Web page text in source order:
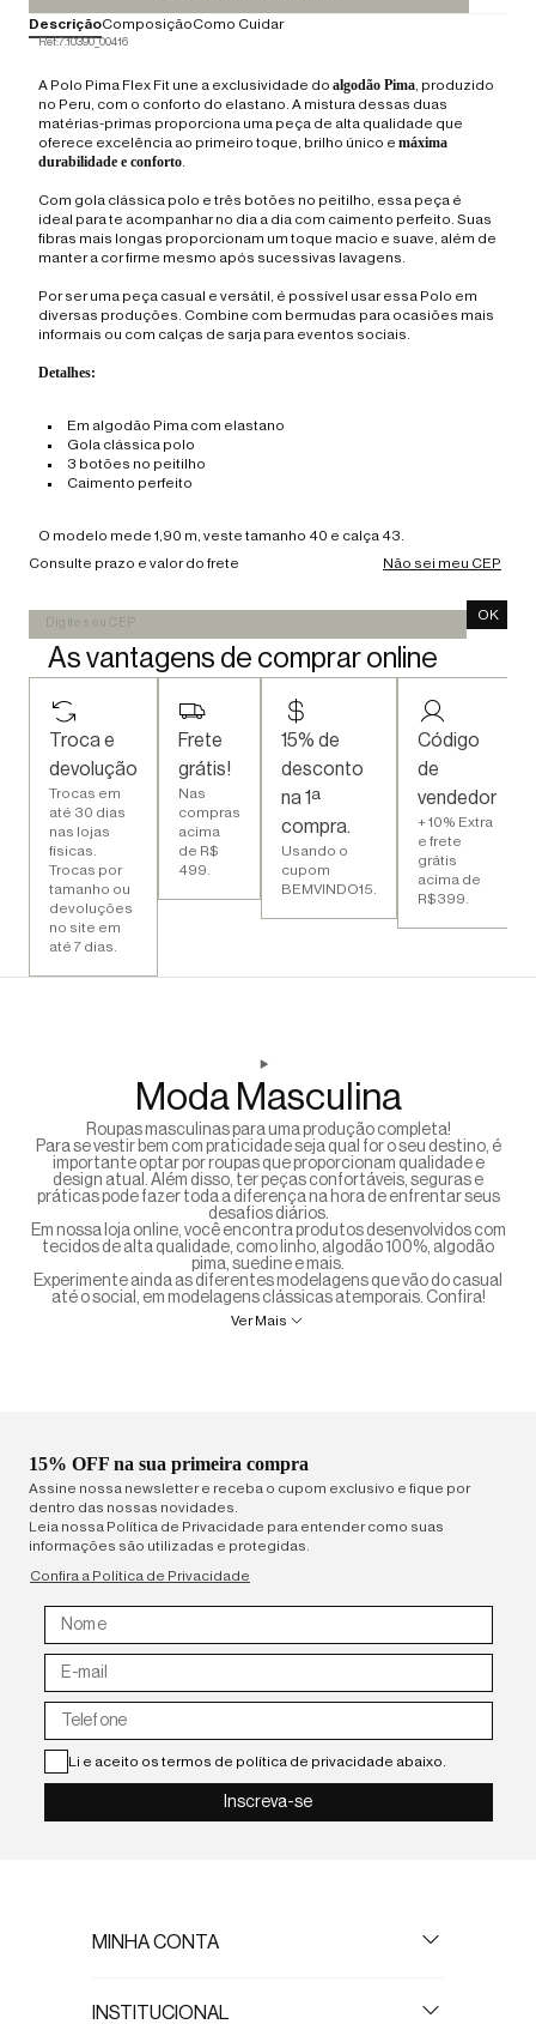
DescriçãoComposiçãoComo Cuidar
Ref:7.10390_00416
A Polo Pima Flex Fit une a exclusividade do algodão Pima , produzido
no Peru, com o conforto do elastano. A mistura dessas duas
matérias-primas proporciona uma peça de alta qualidade que
oferece excelência ao primeiro toque, brilho único e máxima
durabilidade e conforto
Com gola clássica polo e três botões no peitilho, essa peça é
ideal para te acompanhar no dia a dia com caimento perfeito. Suas
fibras mais longas proporcionam um toque macio e suave, além de
manter a cor firme mesmo após sucessivas lavagens.
Por ser uma peça casual e versátil, é possível usar essa Polo em
diversas produções. Combine com bermudas para ocasiões mais
informais ou com calças de sarja para eventos sociais.
Detalhes:
Em algodão Pima com elastano
Gola clássica polo
3 botões no peitilho
Caimento perfeito
O modelo mede 1,90 m, veste tamanho 40 e calça 43.
Consulte prazo e valor do frete
Não sei meu CEP
OK
As vantagens de comprar online
Troca e
devolução
Trocas em
até 30 dias
nas lojas
físicas.
Trocas por
tamanho ou
devoluções
no site em
até 7 dias.
Frete
grátis!
Nas
compras
acima
de R$
499.
15% de
desconto
na 1ª
compra.
Usando o
cupom
BEMVINDO15.
Código
de
vendedor
+ 10% Extra
e frete
grátis
acima de
R$399.
Moda Masculina
Roupas masculinas para uma produção completa!
Para se vestir bem com praticidade seja qual for o seu destino, é
importante optar por roupas que proporcionam qualidade e
design atual. Além disso, ter peças confortáveis, seguras e
práticas pode fazer toda a diferença na hora de enfrentar seus
desafios diários.
Em nossa loja online, você encontra produtos desenvolvidos com
tecidos de alta qualidade, como linho, algodão 100%, algodão
pima, suedine e mais.
Experimente ainda as diferentes modelagens que vão do casual
até o social, em modelagens clássicas atemporais. Confira!
Ver Mais
15% OFF na sua primeira compra
Assine nossa newsletter e receba o cupom exclusivo e fique por
dentro das nossas novidades.
Leia nossa Política de Privacidade para entender como suas
informações são utilizadas e protegidas.
Confira a Política de Privacidade
Li e aceito os termos de política de privacidade abaixo.
Inscreva-se
MINHA CONTA
INSTITUCIONAL